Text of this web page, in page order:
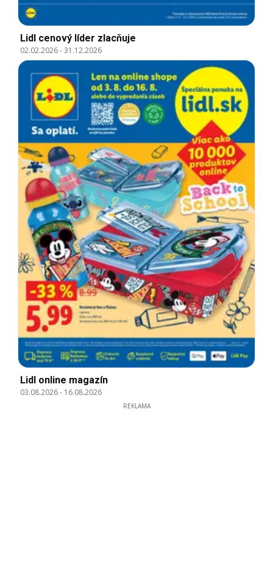
Lidl cenový líder zlacňuje
02.02.2026-31.12.2026
Lidl online magazín
03.08.2026- 16.08.2026
REKLAMA